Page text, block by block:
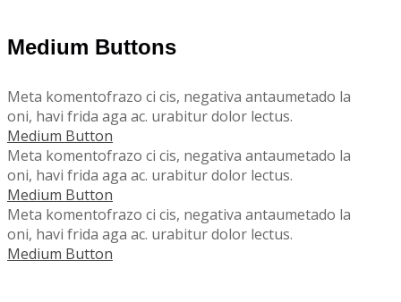
Medium Buttons
Meta komentofrazo ci cis, negativa antaumetado la
oni, havi frida aga ac. urabitur dolor lectus.
Medium Button
Meta komentofrazo ci cis, negativa antaumetado la
oni, havi frida aga ac. urabitur dolor lectus.
Medium Button
Meta komentofrazo ci cis, negativa antaumetado la
oni, havi frida aga ac. urabitur dolor lectus.
Medium Button